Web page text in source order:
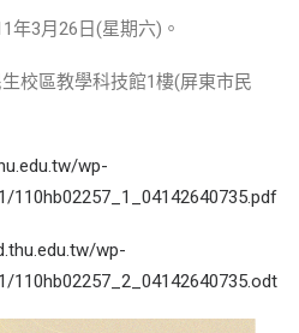
年3月26日(星期六)。
校區教學科技館1樓(屏東市民
wp-
wp-